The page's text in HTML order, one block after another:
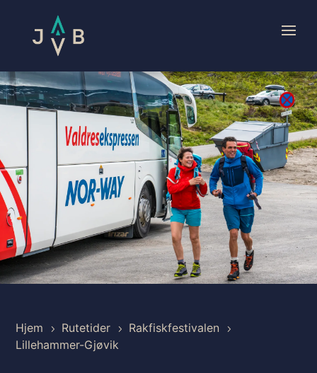
Hjem 5 Rutetider 5 Rakfiskfestivalen 5
Lillehammer-Gjøvik